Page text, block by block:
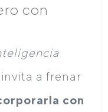
con
a frenar
con